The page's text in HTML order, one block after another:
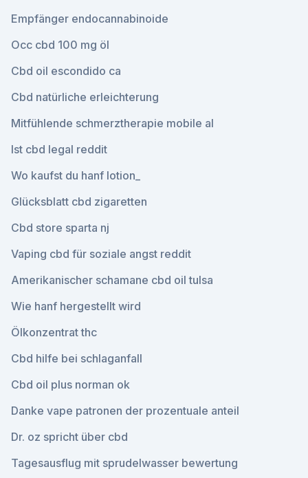
Empfänger endocannabinoide
Occ cbd 100 mg öl
Cbd oil escondido ca
Cbd natürliche erleichterung
Mitfühlende schmerztherapie mobile al
Ist cbd legal reddit
Wo kaufst du hanf lotion_
Glücksblatt cbd zigaretten
Cbd store sparta nj
Vaping cbd für soziale angst reddit
Amerikanischer schamane cbd oil tulsa
Wie hanf hergestellt wird
Ölkonzentrat thc
Cbd hilfe bei schlaganfall
Cbd oil plus norman ok
Danke vape patronen der prozentuale anteil
Dr. oz spricht über cbd
Tagesausflug mit sprudelwasser bewertung